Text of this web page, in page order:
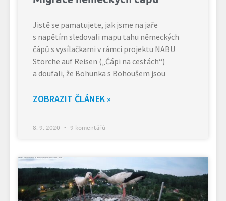
Jistě se pamatujete, jak jsme na jaře
s napětím sledovali mapu tahu německých
čápů s vysílačkami v rámci projektu NABU
Störche auf Reisen („Čápi na cestách“)
a doufali, že Bohunka s Bohoušem jsou
ZOBRAZIT ČLÁNEK »
8. 9. 2020 9 komentářů